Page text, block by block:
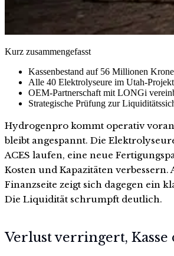
Kurz zusammengefasst
Kassenbestand auf 56 Millionen
Alle 40 Elektrolyseure im Utah-
OEM-Partnerschaft mit LONGi
Strategische Prüfung zur
Hydrogenpro kommt operativ
bleibt angespannt. Die
ACES laufen, eine neue
Kosten und Kapazitäten verbessern.
Finanzseite zeigt sich dagegen ein
Die Liquidität schrumpft deutlich.
Verlust verringert,